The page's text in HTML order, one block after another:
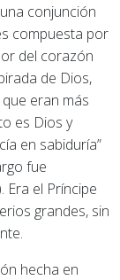
conjunción
compuesta por
del corazón
de Dios,
eran más
es Dios y
en sabiduría”
fue
Era el Príncipe
grandes, sin
hecha en